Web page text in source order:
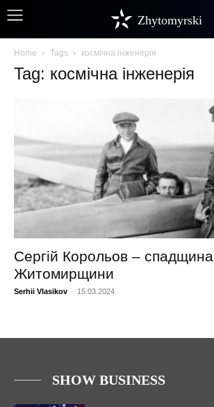
Zhytomyrski
Home Tags космічна інженерія
Tag: космічна інженерія
Сергій Корольов – спадщина
Житомирщини
Serhii Vlasikov - 15.03.2024
SHOW BUSINESS